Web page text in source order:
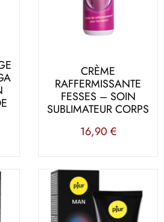
CRÈME
RAFFERMISSANTE
FESSES – SOIN
SUBLIMATEUR CORPS
16,90 €
TOUTE
LE CODE